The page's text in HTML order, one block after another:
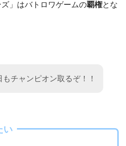
ズ」はバトロワゲームの覇権とな
もチャンピオン取るぞ！！
い